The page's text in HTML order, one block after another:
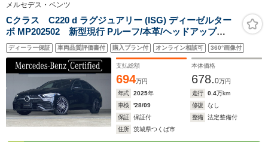
メルセデス・ベンツ
Cクラス C220 d ラグジュアリー (ISG) ディーゼルター
ボ MP202502 新型現行 Pルーフ/本革/ヘッドアップ
DISP/Burmester 3Dサラウンド/ブランドロゴプロジェク
ター/シートベンチレーター/19インチアルミ/360度カメラ
ディーラー保証 車両品質評価書付 購入プラン付 オンライン相談可 360°画像付
支払総額
694万円
本体価格
678.0万円
年式
2025年 走行 0.4万km
車検
'28/09 修復
なし
保証
保証付 整備
法定整備付
住所
茨城県つくば市